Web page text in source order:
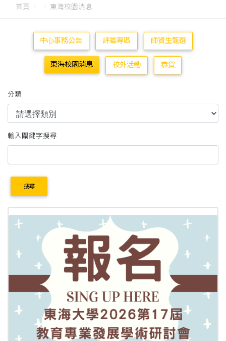
首頁 東海校園消息
中心事務公告 評鑑專區 師資生甄選
東海校園消息 校外活動 恭賀
分類
輸入關鍵字搜尋
搜尋